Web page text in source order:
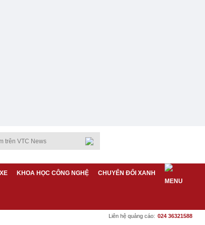
XE KHOA HỌC CÔNG NGHỆ CHUYỂN ĐỔI XANH
Liên hệ quảng cáo: 024 36321588